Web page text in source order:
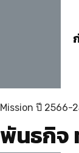
Mission ปี 2566-
พันธกิจ